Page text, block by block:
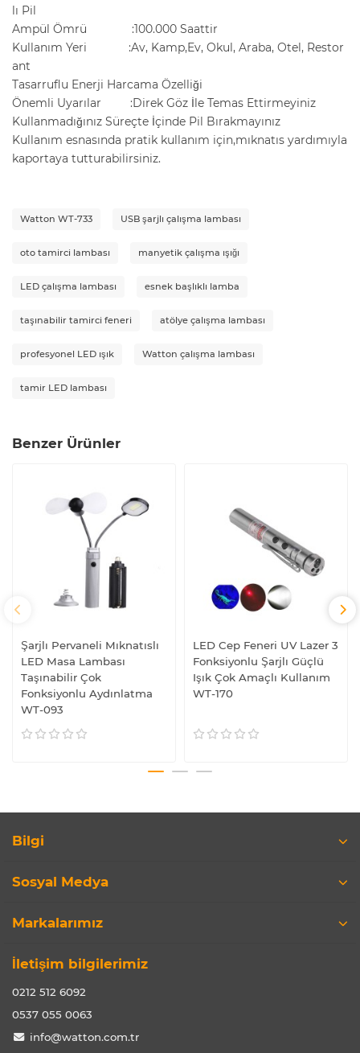
lı Pil
Ampül Ömrü :100.000 Saattir
Kullanım Yeri :Av, Kamp,Ev, Okul, Araba, Otel, Restor
ant
Tasarruflu Enerji Harcama Özelliği
Önemli Uyarılar :Direk Göz İle Temas Ettirmeyiniz
Kullanmadığınız Süreçte İçinde Pil Bırakmayınız
Kullanım esnasında pratik kullanım için,mıknatıs yardımıyla
kaportaya tutturabilirsiniz.
Watton WT-733 USB şarjlı çalışma lambası
oto tamirci lambası manyetik çalışma ışığı
LED çalışma lambası esnek başlıklı lamba
taşınabilir tamirci feneri atölye çalışma lambası
profesyonel LED ışık Watton çalışma lambası
tamir LED lambası
Benzer Ürünler
Şarjlı Pervaneli Mıknatıslı
LED Masa Lambası
Taşınabilir Çok
Fonksiyonlu Aydınlatma
WT-093
LED Cep Feneri UV Lazer 3
Fonksiyonlu Şarjlı Güçlü
Işık Çok Amaçlı Kullanım
WT-170
Bilgi
Sosyal Medya
Markalarımız
İletişim bilgilerimiz
0212 512 6092
0537 055 0063
info@watton.com.tr